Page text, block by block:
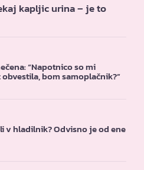
kapljic urina – je to
“Napotnico so mi
bom samoplačnik?”
v hladilnik? Odvisno je od ene